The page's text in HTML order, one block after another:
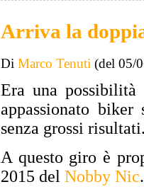
Arriva la
Di Marco Tenuti (del 05/
Era una
appassionato
senza grossi
A questo giro è
2015 del Nobby Nic.